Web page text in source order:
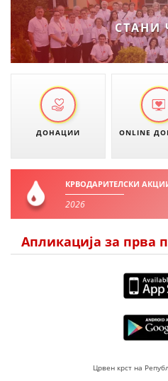
СТАНИ
ДОНАЦИИ ONLINE
КРВОДАРИТЕЛСКИ
2026
Апликација за прва
Црвен крст на